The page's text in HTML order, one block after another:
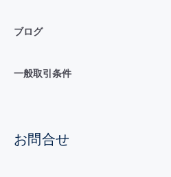
ブログ
一般取引条件
お問合せ